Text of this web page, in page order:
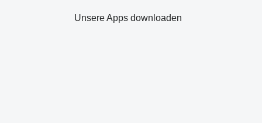
Unsere Apps downloaden